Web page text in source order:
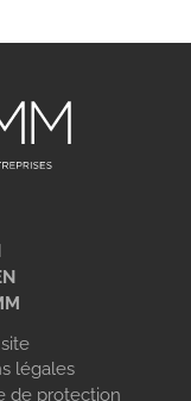
légales
de protection